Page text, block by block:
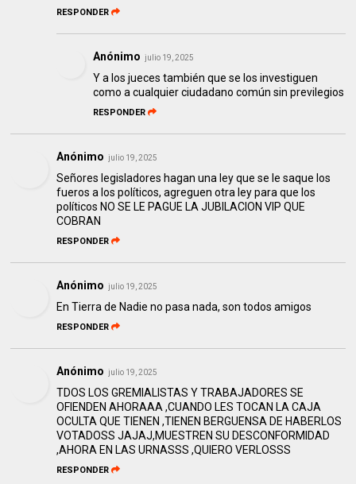
RESPONDER
Anónimo julio 19, 2025
Y a los jueces también que se los investiguen
como a cualquier ciudadano común sin previlegios
RESPONDER
Anónimo julio 19, 2025
Señores legisladores hagan una ley que se le saque los
fueros a los políticos, agreguen otra ley para que los
políticos NO SE LE PAGUE LA JUBILACION VIP QUE
COBRAN
RESPONDER
Anónimo julio 19, 2025
En Tierra de Nadie no pasa nada, son todos amigos
RESPONDER
Anónimo julio 19, 2025
TDOS LOS GREMIALISTAS Y TRABAJADORES SE
OFIENDEN AHORAAA ,CUANDO LES TOCAN LA CAJA
OCULTA QUE TIENEN ,TIENEN BERGUENSA DE HABERLOS
VOTADOSS JAJAJ,MUESTREN SU DESCONFORMIDAD
,AHORA EN LAS URNASSS ,QUIERO VERLOSSS
RESPONDER